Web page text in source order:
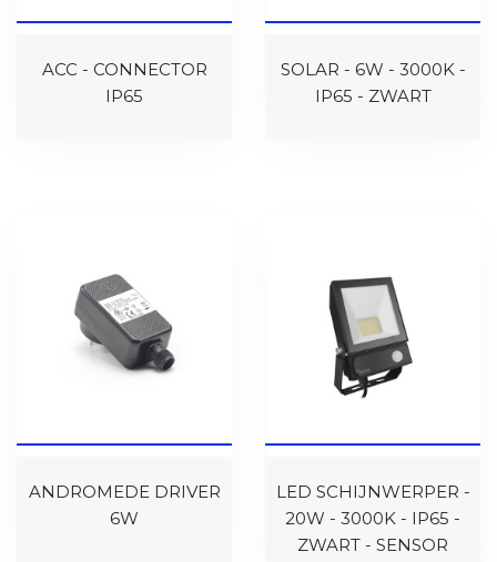
ACC - CONNECTOR
IP65
SOLAR - 6W - 3000K -
IP65 - ZWART
ANDROMEDE DRIVER
6W
LED SCHIJNWERPER -
20W - 3000K - IP65 -
ZWART - SENSOR